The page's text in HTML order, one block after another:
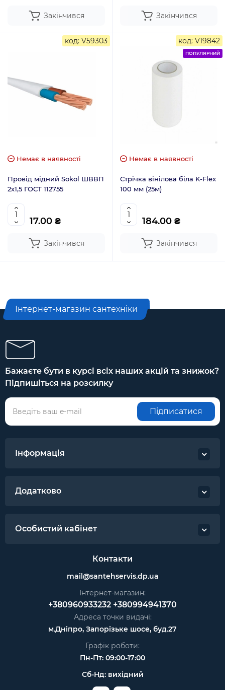
Закінчився Закінчився
код: V59303
Немає в наявності
Провід мідний Sokol ШВВП
2х1,5 ГОСТ 112755
17.00 ₴
Закінчився
код: V19842
ПОПУЛЯРНИЙ
Немає в наявності
Стрічка вінілова біла K-Flex
100 мм (25м)
184.00 ₴
Закінчився
Інтернет-магазин сантехніки
Бажаєте бути в курсі всіх наших акцій та знижок?
Підпишіться на розсилку
Підписатися
Інформація
Додатково
Особистий кабінет
Контакти
mail@santehservis.dp.ua
Інтернет-магазин:
+380960933232 +380994941370
Адреса точки видачі:
м.Дніпро, Запорізьке шосе, буд.27
Графік роботи:
Пн-Пт: 09:00-17:00
Сб-Нд: вихідний